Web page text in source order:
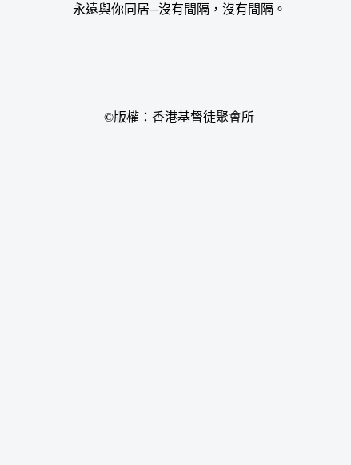
永遠與你同居─沒有間隔，沒有間隔。
©版權：香港基督徒聚會所